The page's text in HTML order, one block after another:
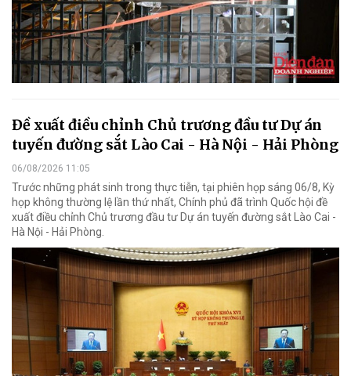
Đề xuất điều chỉnh Chủ trương đầu tư Dự án
tuyến đường sắt Lào Cai - Hà Nội - Hải Phòng
06/08/2026 11:05
Trước những phát sinh trong thực tiễn, tại phiên họp sáng 06/8, Kỳ
họp không thường lệ lần thứ nhất, Chính phủ đã trình Quốc hội đề
xuất điều chỉnh Chủ trương đầu tư Dự án tuyến đường sắt Lào Cai -
Hà Nội - Hải Phòng.